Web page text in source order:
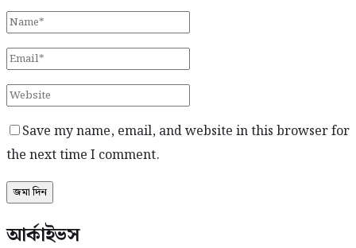
Save my name, email, and website in this browser for
the next time I comment.
আর্কাইভস